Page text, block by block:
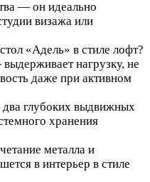
— он идеально
визажа или
«Адель» в стиле лофт?
нагрузку, не
даже при активном
глубоких выдвижных
хранения
металла и
в интерьер в стиле